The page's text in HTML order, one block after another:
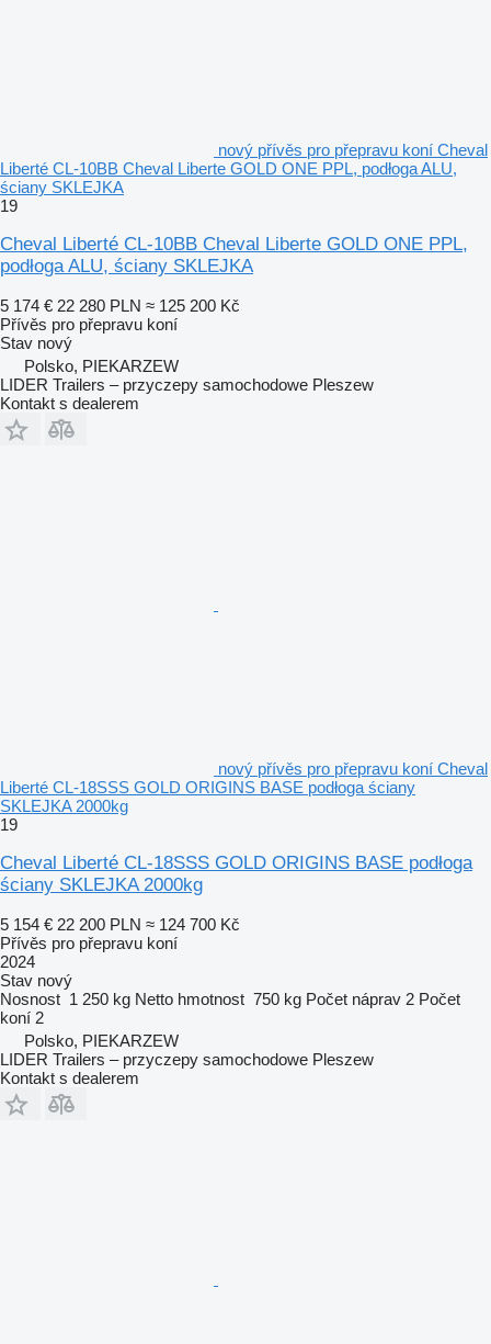
nový přívěs pro přepravu koní Cheval
Liberté CL-10BB Cheval Liberte GOLD ONE PPL, podłoga ALU,
ściany SKLEJKA
19
Cheval Liberté CL-10BB Cheval Liberte GOLD ONE PPL,
podłoga ALU, ściany SKLEJKA
5 174 € 22 280 PLN ≈ 125 200 Kč
Přívěs pro přepravu koní
Stav nový
Polsko, PIEKARZEW
LIDER Trailers – przyczepy samochodowe Pleszew
Kontakt s dealerem
nový přívěs pro přepravu koní Cheval
Liberté CL-18SSS GOLD ORIGINS BASE podłoga ściany
SKLEJKA 2000kg
19
Cheval Liberté CL-18SSS GOLD ORIGINS BASE podłoga
ściany SKLEJKA 2000kg
5 154 € 22 200 PLN ≈ 124 700 Kč
Přívěs pro přepravu koní
2024
Stav nový
Nosnost 1 250 kg Netto hmotnost 750 kg Počet náprav 2 Počet
koní 2
Polsko, PIEKARZEW
LIDER Trailers – przyczepy samochodowe Pleszew
Kontakt s dealerem